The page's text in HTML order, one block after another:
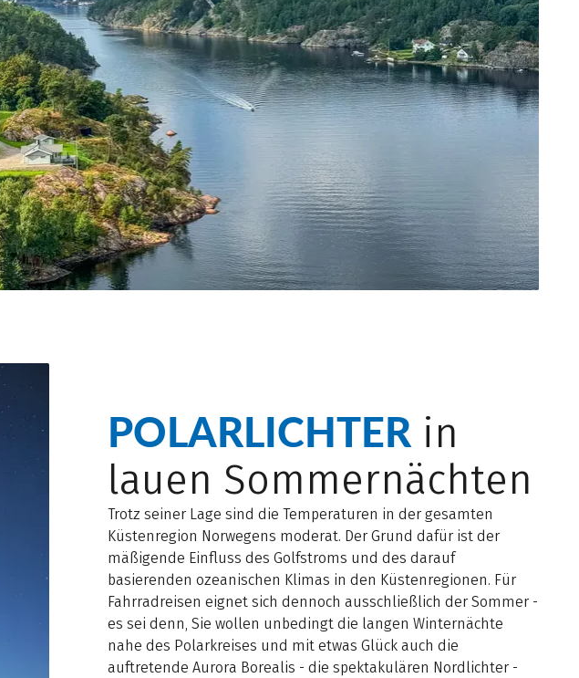
POLARLICHTERin
lauen Sommernächten
Trotz seiner Lage sind die Temperaturen in der gesamten
Küstenregion Norwegens moderat. Der Grund dafür ist der
mäßigende Einfluss des Golfstroms und des darauf
basierenden ozeanischen Klimas in den Küstenregionen. Für
Fahrradreisen eignet sich dennoch ausschließlich der Sommer -
es sei denn, Sie wollen unbedingt die langen Winternächte
nahe des Polarkreises und mit etwas Glück auch die
auftretende Aurora Borealis - die spektakulären Nordlichter -